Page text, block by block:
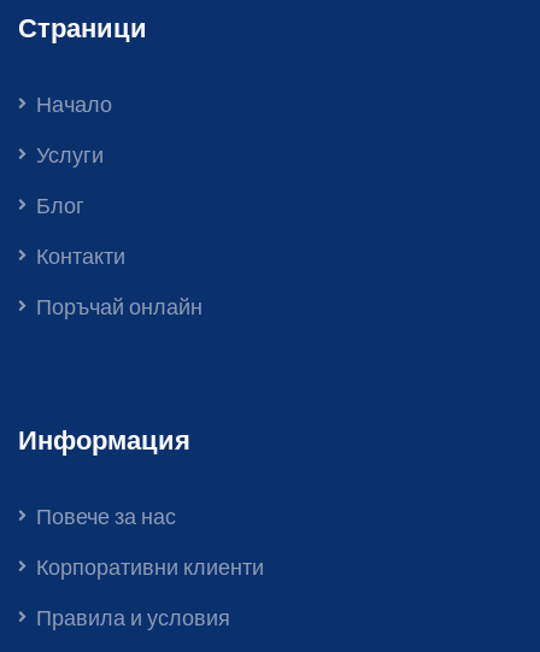
Страници
Начало
Услуги
Блог
Контакти
Поръчай онлайн
Информация
Повече за нас
Корпоративни клиенти
Правила и условия